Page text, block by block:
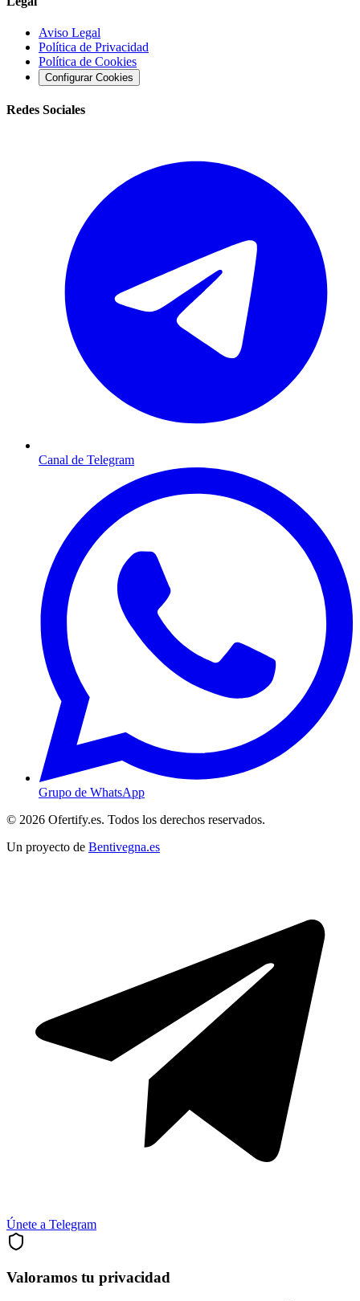
Aviso Legal
Política de Privacidad
Política de Cookies
Configurar Cookies
Redes Sociales
Canal de Telegram
Grupo de WhatsApp
© 2026 Ofertify.es. Todos los derechos reservados.
Un proyecto de Bentivegna.es
Únete a Telegram
Valoramos tu privacidad